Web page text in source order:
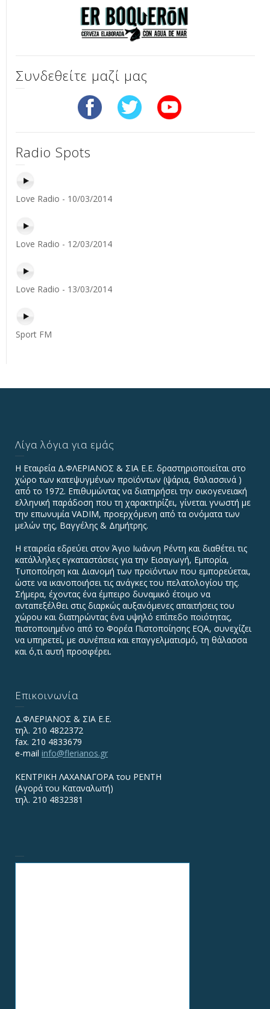
Συνδεθείτε μαζί μας
Radio Spots
Love Radio - 10/03/2014
Love Radio - 12/03/2014
Love Radio - 13/03/2014
Sport FM
Λίγα λόγια για εμάς
Η Εταιρεία Δ.ΦΛΕΡΙΑΝΟΣ & ΣΙΑ Ε.Ε. δραστηριοποιείται στο
χώρο των κατεψυγμένων προϊόντων (ψάρια, θαλασσινά )
από το 1972. Επιθυμώντας να διατηρήσει την οικογενειακή
ελληνική παράδοση που τη χαρακτηρίζει, γίνεται γνωστή με
την επωνυμία VADIΜ, προερχόμενη από τα ονόματα των
μελών της, Βαγγέλης & Δημήτρης.
Η εταιρεία εδρεύει στον Άγιο Ιωάννη Ρέντη και διαθέτει τις
κατάλληλες εγκαταστάσεις για την Εισαγωγή, Εμπορία,
Τυποποίηση και Διανομή των προϊόντων που εμπορεύεται,
ώστε να ικανοποιήσει τις ανάγκες του πελατολογίου της.
Σήμερα, έχοντας ένα έμπειρο δυναμικό έτοιμο να
ανταπεξέλθει στις διαρκώς αυξανόμενες απαιτήσεις του
χώρου και διατηρώντας ένα υψηλό επίπεδο ποιότητας,
πιστοποιημένο από το Φορέα Πιστοποίησης EQA, συνεχίζει
να υπηρετεί, με συνέπεια και επαγγελματισμό, τη θάλασσα
και ό,τι αυτή προσφέρει.
Επικοινωνία
Δ.ΦΛΕΡΙΑΝΟΣ & ΣΙΑ Ε.Ε.
τηλ. 210 4822372
fax. 210 4833679
e-mail info@flerianos.gr
ΚΕΝΤΡΙΚΗ ΛΑΧΑΝΑΓΟΡΑ του ΡΕΝΤΗ
(Αγορά του Καταναλωτή)
τηλ. 210 4832381